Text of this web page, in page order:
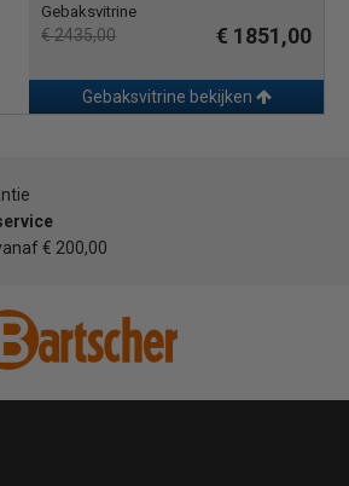
Gebaksvitrine
€ 2435,00 € 1851,00
Gebaksvitrine bekijken
€ 200,00